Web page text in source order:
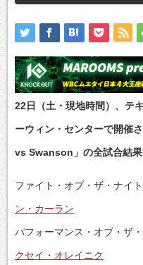
22日（土・現地時間）、テ
ーウィン・センターで開催
vs Swanson」の全試合結果
ファイト・オブ・ザ・ナイト
ン・カーラン
パフォーマンス・オブ・ザ
クセイ・オレイニク